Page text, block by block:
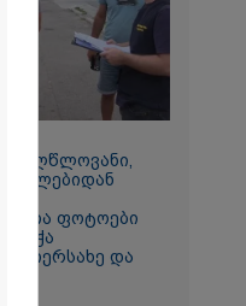
ფოტოები
იერსახე და